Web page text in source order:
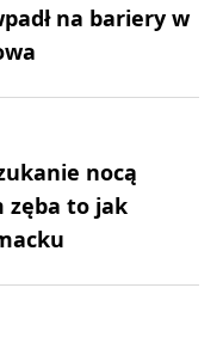
na bariery w
nocą
zęba to jak